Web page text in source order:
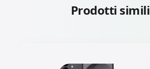
Prodotti simili